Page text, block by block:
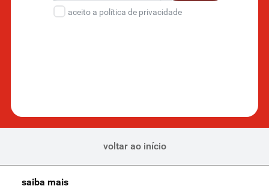
aceito a política de privacidade
voltar ao início
saiba mais